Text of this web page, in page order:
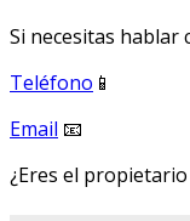
Si necesitas hablar
Teléfono 📱
Email 📧
¿Eres el